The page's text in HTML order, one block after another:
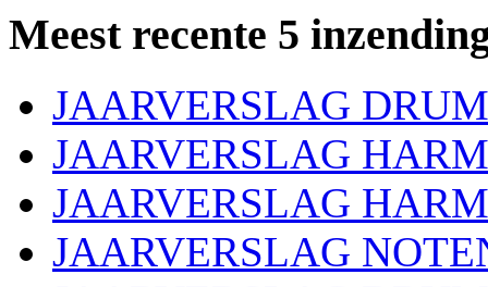
Meest recente 5
JAARVERSLAG
JAARVERSLAG
JAARVERSLAG
JAARVERSLAG